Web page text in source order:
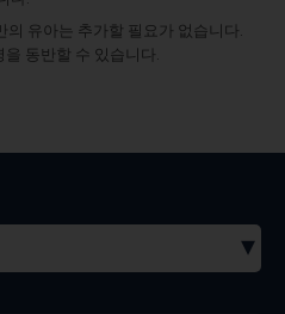
유아는 추가할 필요가 없습니다.
을 동반할 수 있습니다.
▾